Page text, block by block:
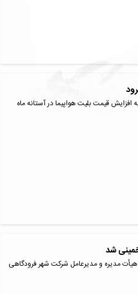
قیمت بلیت هواپیما در آستانه ماه
شد
مدیره و مدیرعامل شرکت شهر فرودگاهی